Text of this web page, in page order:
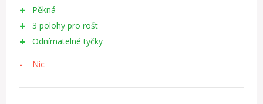
Pěkná
3 polohy pro rošt
Odnímatelné tyčky
Nic